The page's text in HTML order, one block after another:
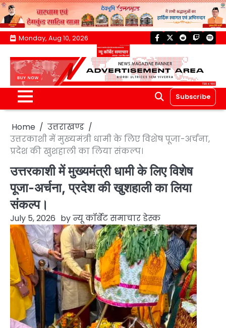
Skip
content
Monday, Aug 10, 2026 facebook
twitterreddittwitch
Subscribe
Home
उत्तराखण्ड
उत्तरकाशी में मुख्यमंत्री धामी के लिए विशेष पूजा-अर्चना,
प्रदेश की खुशहाली का लिया संकल्प।
उत्तरकाशी में मुख्यमंत्री धामी के लिए विशेष
पूजा-अर्चना, प्रदेश की खुशहाली का लिया
संकल्प।
July 5, 2026 byन्यू कॉर्बेट समाचार डेस्क